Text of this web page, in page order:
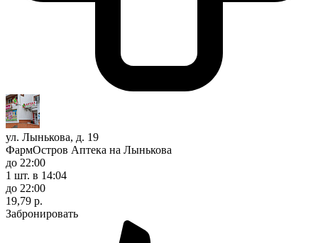
ул. Лынькова, д. 19
ФармОстров Аптека на Лынькова
до 22:00
1 шт. в 14:04
до 22:00
19,79 р.
Забронировать